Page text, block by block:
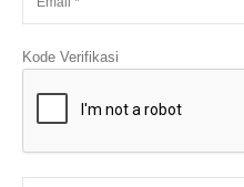
Kode Verifikasi